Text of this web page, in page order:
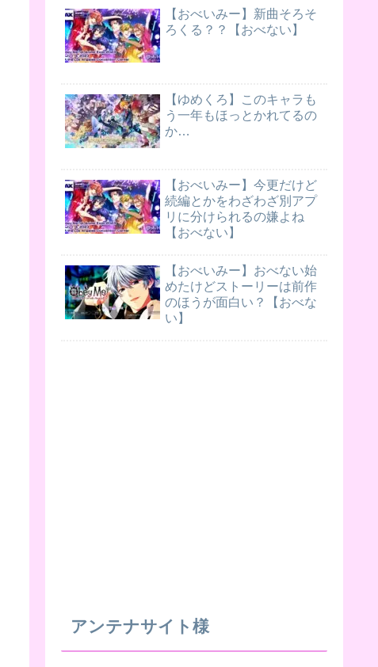
【おべいみー】新曲そろそ
ろくる？？【おべない】
【ゆめくろ】このキャラも
う一年もほっとかれてるの
か…
【おべいみー】今更だけど
続編とかをわざわざ別アプ
リに分けられるの嫌よね
【おべない】
【おべいみー】おべない始
めたけどストーリーは前作
のほうが面白い？【おべな
い】
アンテナサイト様